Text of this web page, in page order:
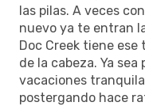
las pilas. A veces
nuevo ya te entran
Doc Creek tiene
de la cabeza. Ya
vacaciones
postergando hace